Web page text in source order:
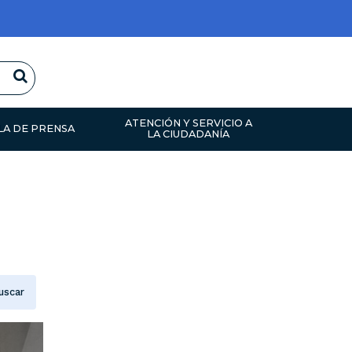
Buscar
DE PRENSA
ATENCIÓN Y SERVICIO A
LA CIUDADANÍA